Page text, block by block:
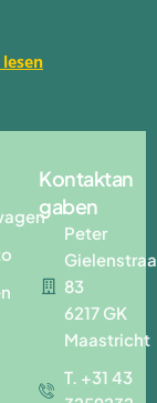
Kontaktan
gaben
Peter
83
6217 GK
Maastricht
T. +31 43